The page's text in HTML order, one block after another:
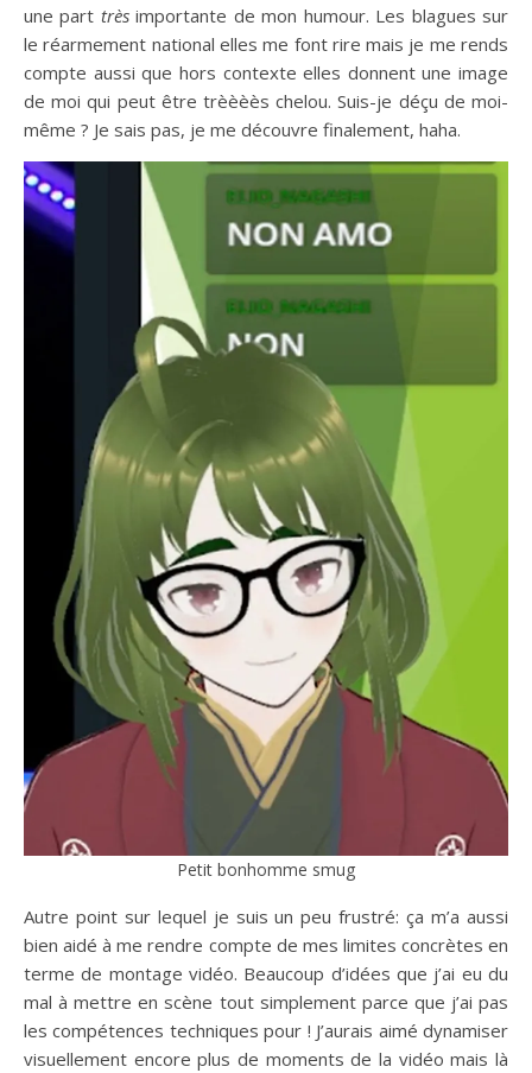
une part trèsimportante de mon humour. Les blagues sur
le réarmement national elles me font rire mais je me rends
compte aussi que hors contexte elles donnent une image
de moi qui peut être trèèèès chelou. Suis-je déçu de moi-
même ? Je sais pas, je me découvre finalement, haha.
Petit bonhomme smug
Autre point sur lequel je suis un peu frustré: ça m’a aussi
bien aidé à me rendre compte de mes limites concrètes en
terme de montage vidéo. Beaucoup d’idées que j’ai eu du
mal à mettre en scène tout simplement parce que j’ai pas
les compétences techniques pour ! J’aurais aimé dynamiser
visuellement encore plus de moments de la vidéo mais là